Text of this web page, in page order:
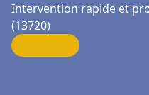
Intervention rapide et
(13720)